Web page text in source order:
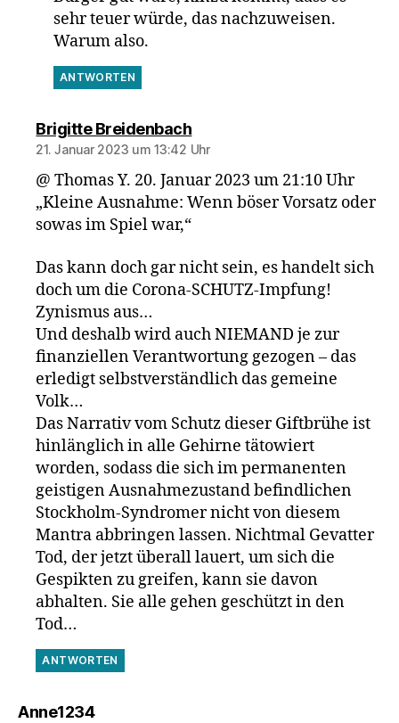
sehr teuer würde, das nachzuweisen.
Warum also.
ANTWORTEN
Brigitte Breidenbachsagt:
21. Januar 2023 um 13:42 Uhr
@ Thomas Y. 20. Januar 2023 um 21:10 Uhr
„Kleine Ausnahme: Wenn böser Vorsatz oder
sowas im Spiel war,“
Das kann doch gar nicht sein, es handelt sich
doch um die Corona-SCHUTZ-Impfung!
Zynismus aus…
Und deshalb wird auch NIEMAND je zur
finanziellen Verantwortung gezogen – das
erledigt selbstverständlich das gemeine
Volk…
Das Narrativ vom Schutz dieser Giftbrühe ist
hinlänglich in alle Gehirne tätowiert
worden, sodass die sich im permanenten
geistigen Ausnahmezustand befindlichen
Stockholm-Syndromer nicht von diesem
Mantra abbringen lassen. Nichtmal Gevatter
Tod, der jetzt überall lauert, um sich die
Gespikten zu greifen, kann sie davon
abhalten. Sie alle gehen geschützt in den
Tod…
ANTWORTEN
Anne1234sagt: